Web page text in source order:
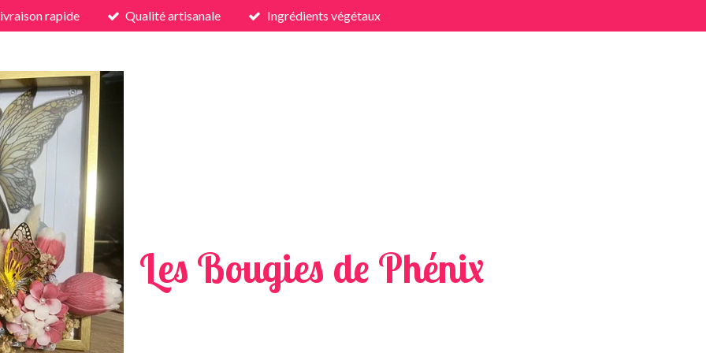
rapide Qualité artisanale Ingrédients végétaux
Les Bougies de Phénix